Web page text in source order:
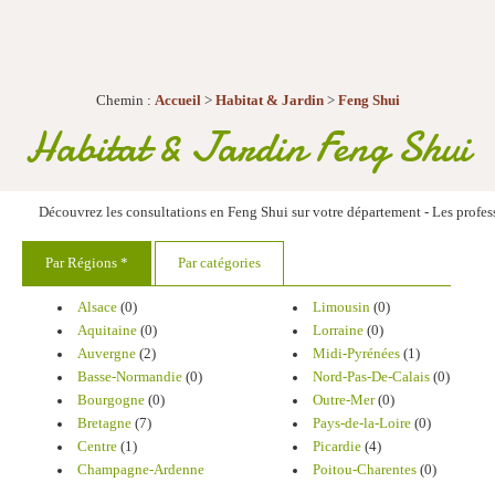
Chemin : Accueil> Habitat & Jardin> Feng Shui
Habitat & Jardin Feng Shui
Découvrez les consultations en Feng Shui sur votre département - Les
Par Régions * Par catégories
Alsace(0)
Aquitaine(0)
Auvergne(2)
Basse-Normandie(0)
Bourgogne(0)
Bretagne(7)
Centre(1)
Champagne-Ardenne
Limousin (0)
Lorraine (0)
Midi-Pyrénées (1)
Nord-Pas-De-Calais (0)
Outre-Mer(0)
Pays-de-la-Loire (0)
Picardie (4)
Poitou-Charentes (0)